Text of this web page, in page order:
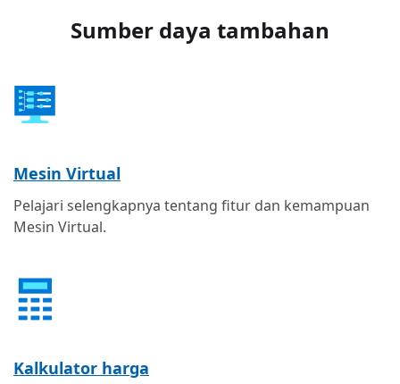
Sumber daya tambahan
Mesin Virtual
Pelajari selengkapnya tentang fitur dan kemampuan
Mesin Virtual.
Kalkulator harga